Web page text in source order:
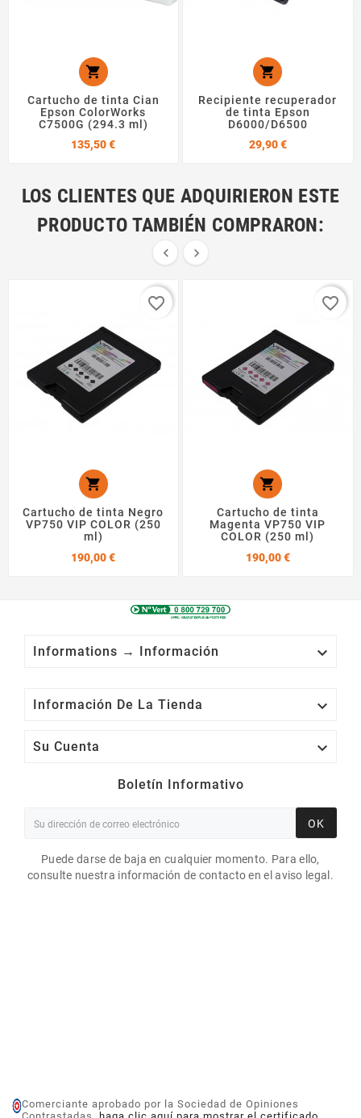

Cartucho de tinta Cian
Epson ColorWorks
C7500G (294.3 ml)
135,50 €Precio

Recipiente recuperador
de tinta Epson
D6000/D6500
29,90 €Precio
LOS CLIENTES QUE ADQUIRIERON ESTE
PRODUCTO TAMBIÉN COMPRARON:
 

Cartucho de tinta Negro
VP750 VIP COLOR (250
ml)
190,00 €Precio
favorite_border

Cartucho de tinta
Magenta VP750 VIP
COLOR (250 ml)
190,00 €Precio
favorite_border
Informations → Información 
Información De La Tienda 
Su Cuenta 
Boletín Informativo
OK
Puede darse de baja en cualquier momento. Para ello,
consulte nuestra información de contacto en el aviso legal.
Comerciante aprobado por la Sociedad de Opiniones